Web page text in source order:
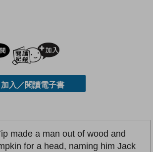
試閲
加入／閱讀電子書
made a man out of wood and
for a head, naming him Jack